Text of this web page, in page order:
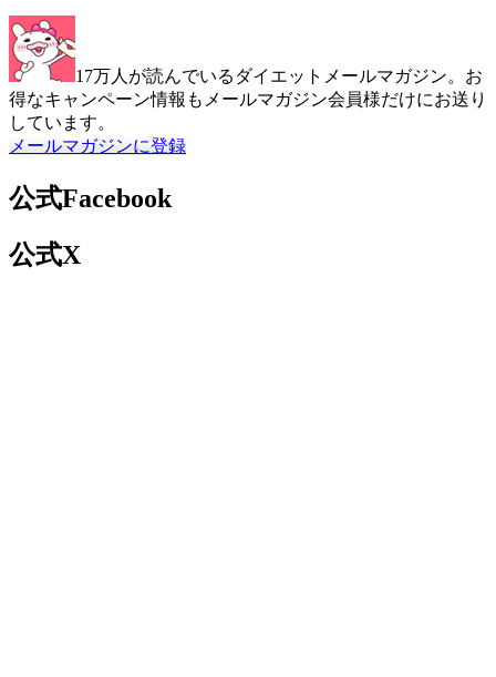
17万人が読んでいるダイエットメールマガジン。お
得なキャンペーン情報もメールマガジン会員様だけにお送り
しています。
メールマガジンに登録
公式Facebook
公式X